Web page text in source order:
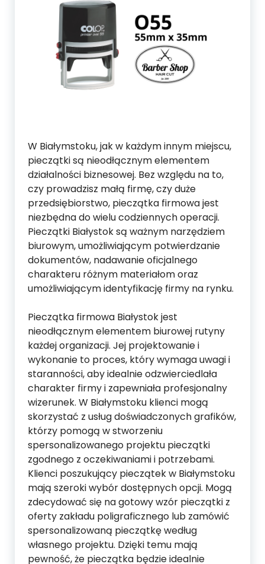
W Białymstoku, jak w każdym innym miejscu,
pieczątki są nieodłącznym elementem
działalności biznesowej. Bez względu na to,
czy prowadzisz małą firmę, czy duże
przedsiębiorstwo, pieczątka firmowa jest
niezbędna do wielu codziennych operacji.
Pieczątki Białystok są ważnym narzędziem
biurowym, umożliwiającym potwierdzanie
dokumentów, nadawanie oficjalnego
charakteru różnym materiałom oraz
umożliwiającym identyfikację firmy na rynku.
Pieczątka firmowa Białystok jest
nieodłącznym elementem biurowej rutyny
każdej organizacji. Jej projektowanie i
wykonanie to proces, który wymaga uwagi i
staranności, aby idealnie odzwierciedlała
charakter firmy i zapewniała profesjonalny
wizerunek. W Białymstoku klienci mogą
skorzystać z usług doświadczonych grafików,
którzy pomogą w stworzeniu
spersonalizowanego projektu pieczątki
zgodnego z oczekiwaniami i potrzebami.
Klienci poszukujący pieczątek w Białymstoku
mają szeroki wybór dostępnych opcji. Mogą
zdecydować się na gotowy wzór pieczątki z
oferty zakładu poligraficznego lub zamówić
spersonalizowaną pieczątkę według
własnego projektu. Dzięki temu mają
pewność, że pieczątka będzie idealnie